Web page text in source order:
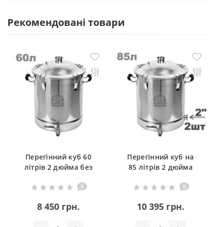
Рекомендовані товари
Перегінний куб 60
літрів 2 дюйма без
0
8 450 грн.
Перегінний куб на
85 літрів 2 дюйма
0
10 395 грн.